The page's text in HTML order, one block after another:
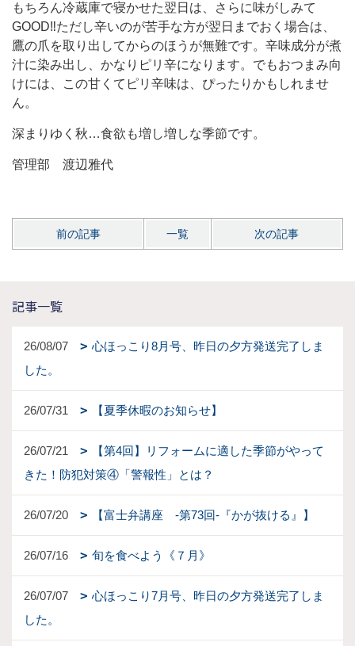
もちろん冷蔵庫で寝かせた翌日は、さらに味がしみて
GOOD‼︎ただし辛いのが苦手な方が翌日までおく場合は、
鷹の爪を取り出してからのほうが無難です。辛味成分が煮
汁に染み出し、かなりピリ辛になります。 でもおつまみ向
けには、この甘くてピリ辛味は、ぴったりかもしれませ
ん。
深まりゆく秋…食欲も増し増しな季節です。
管理部 渡辺雅代
前の記事 一覧 次の記事
記事一覧
26/08/07
心ほっこり8月号、昨日の夕方発送完了しま
した。
26/07/31 【夏季休暇のお知らせ】
26/07/21
【第4回】リフォームに適した季節がやって
きた！防犯対策④「警報性」とは？
26/07/20 【富士弁講座 -第73回-『かが抜ける』】
26/07/16 旬を食べよう《７月》
26/07/07
心ほっこり7月号、昨日の夕方発送完了しま
した。